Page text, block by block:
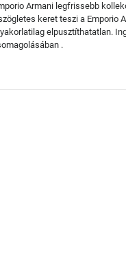
Armani legfrissebb
keret teszi a Emporio
elpusztíthatatlan.
.